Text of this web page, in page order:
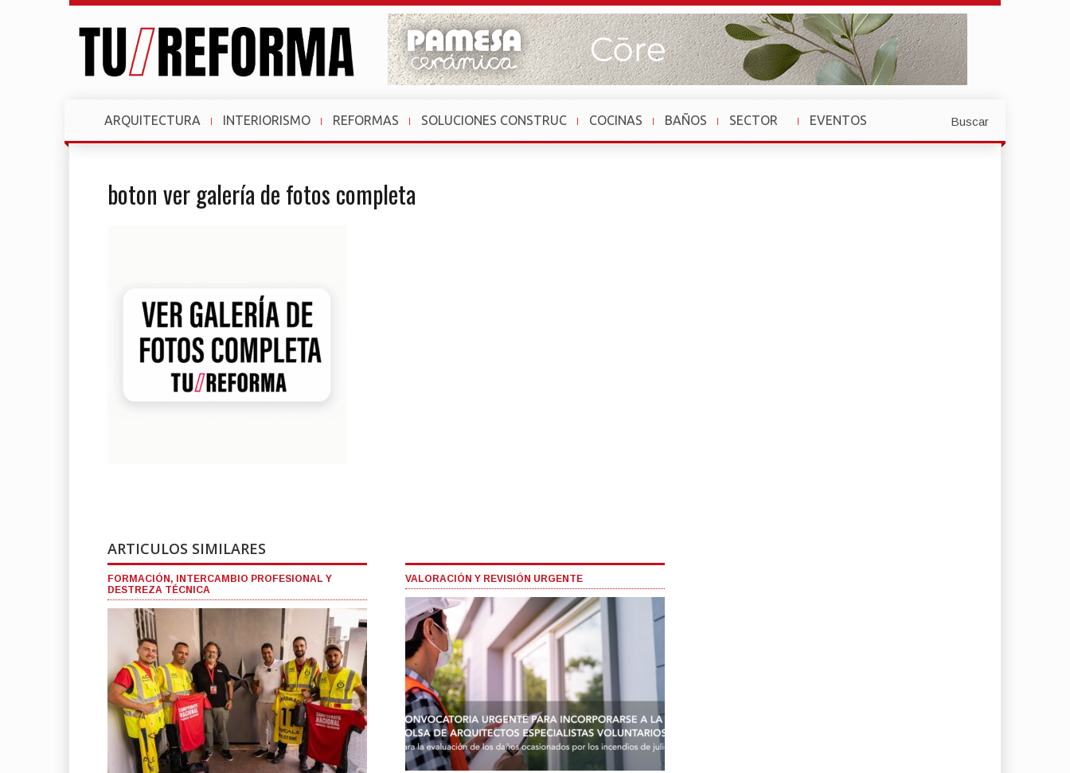
ARQUITECTURA INTERIORISMO REFORMAS SOLUCIONES CONSTRUC COCINAS BAÑOS
SECTOR
»
EVENTOS
»
Buscar
boton ver galería de fotos completa
ARTICULOS SIMILARES
FORMACIÓN, INTERCAMBIO PROFESIONAL Y
DESTREZA TÉCNICA
VALORACIÓN Y REVISIÓN URGENTE